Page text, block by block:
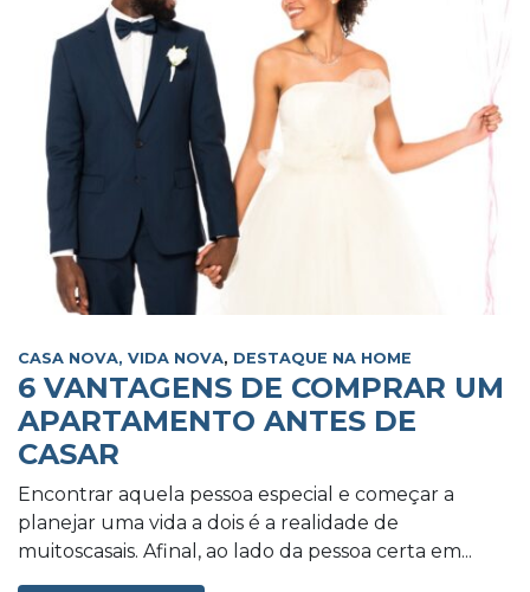
CASA NOVA, VIDA NOVA, DESTAQUE NA HOME
6 VANTAGENS DE COMPRAR UM
APARTAMENTO ANTES DE
CASAR
Encontrar aquela pessoa especial e começar a
planejar uma vida a dois é a realidade de
muitoscasais. Afinal, ao lado da pessoa certa em...